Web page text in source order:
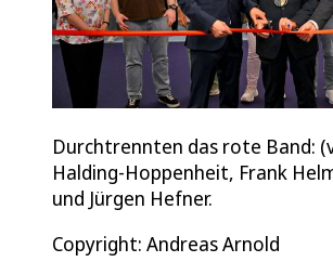
Durchtrennten das rote Band:
Halding-Hoppenheit, Frank
und Jürgen Hefner.
Copyright: Andreas Arnold